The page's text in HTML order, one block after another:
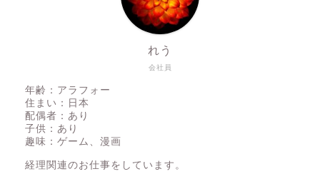
会社員
れう
年齢：アラフォー
住まい：日本
配偶者：あり
子供：あり
趣味：ゲーム、漫画
経理関連のお仕事をしています。